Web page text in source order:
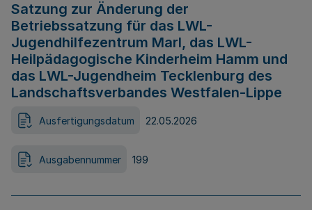
Satzung zur Änderung der
Betriebssatzung für das LWL-
Jugendhilfezentrum Marl, das LWL-
Heilpädagogische Kinderheim Hamm und
das LWL-Jugendheim Tecklenburg des
Landschaftsverbandes Westfalen-Lippe
Ausfertigungsdatum 22.05.2026
Ausgabennummer 199